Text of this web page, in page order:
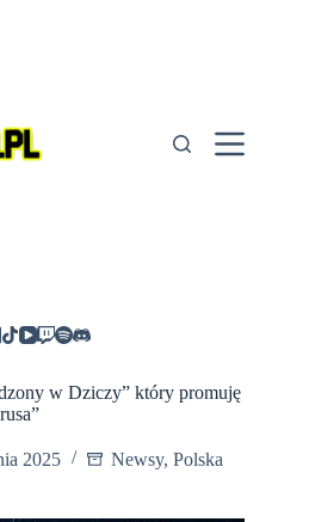
w Dziczy” który promuję
2025 Newsy, Polska